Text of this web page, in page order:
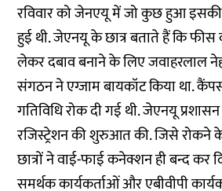
रविवार को जेनएयू में जो कुछ हुआ
हुई थी. जेएनयू के छात्र बताते हैं कि फीस
लेकर दबाव बनाने के लिए जवाहरलाल
संगठन ने एग्जाम बायकॉट किया था.
गतिविधि रोक दी गई थी. जेएनयू
रजिस्ट्रेशन की शुरुआत की. जिसे रोकने के
छात्रों ने वाई-फाई कनेक्शन ही बन्द कर
समर्थक कार्यकर्ताओं और एबीवीपी